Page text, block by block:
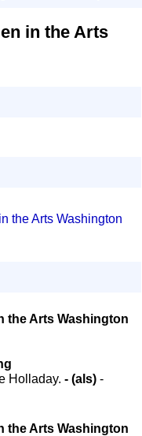
in the Arts
the Arts Washington
the Arts Washington
Holladay. - (als) -
the Arts Washington